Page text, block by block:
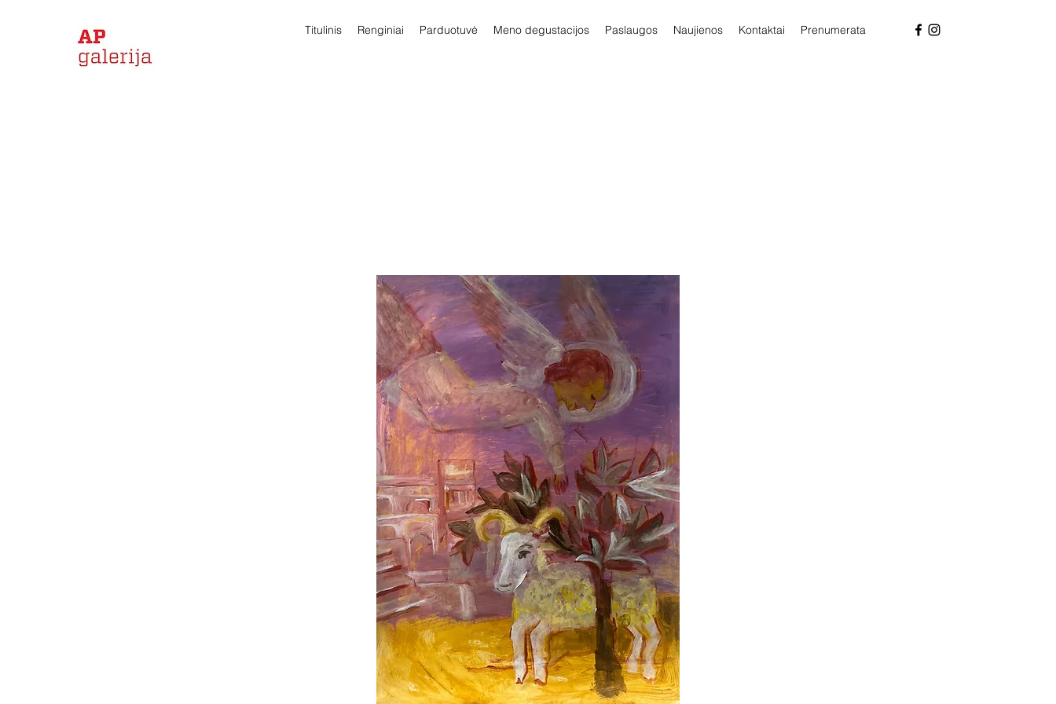
Titulinis Renginiai Parduotuvė Meno degustacijos Paslaugos Naujienos Kontaktai Prenumerata